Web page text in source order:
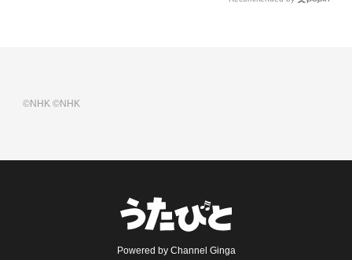
©NHK©NHK
Powered by Channel Ginga